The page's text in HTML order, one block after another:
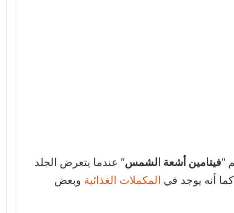
“فيتامين أشعة الشمس” عندما يتعرض الجلد
أنه يوجد في المكملات الغذائية وبعض